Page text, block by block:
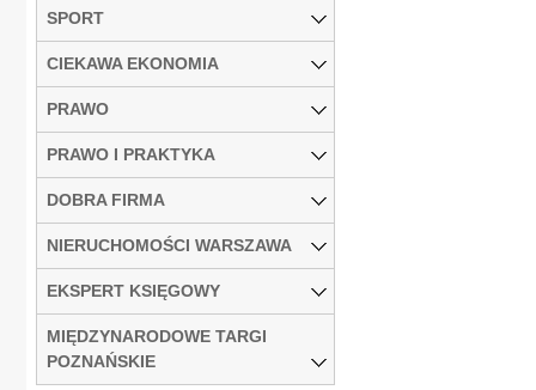
SPORT
CIEKAWA EKONOMIA
PRAWO
PRAWO I PRAKTYKA
DOBRA FIRMA
NIERUCHOMOŚCI WARSZAWA
EKSPERT KSIĘGOWY
MIĘDZYNARODOWE TARGI
POZNAŃSKIE